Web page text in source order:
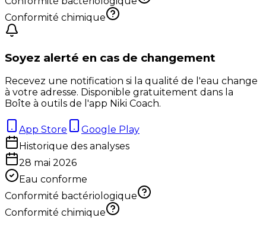
Conformité chimique
Soyez alerté en cas de changement
Recevez une notification si la qualité de l'eau change
à votre adresse. Disponible gratuitement dans la
Boîte à outils de l'app Niki Coach.
App Store
Google Play
Historique des analyses
28 mai 2026
Eau conforme
Conformité bactériologique
Conformité chimique